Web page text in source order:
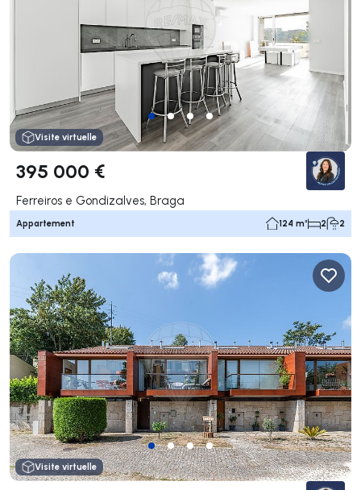
Visite virtuelle
395 000 €
Ferreiros e Gondizalves, Braga
Appartement 124 m² 2 2
Visite virtuelle